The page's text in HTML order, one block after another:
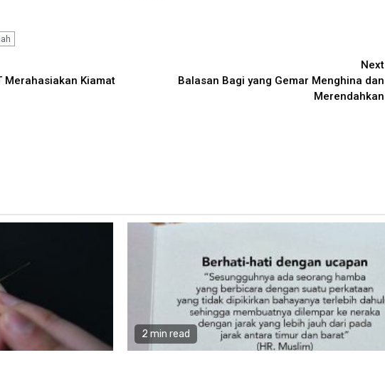
Merahasiakan Kiamat
Next
Balasan Bagi yang Gemar Menghina dan
Merendahkan
2 min read